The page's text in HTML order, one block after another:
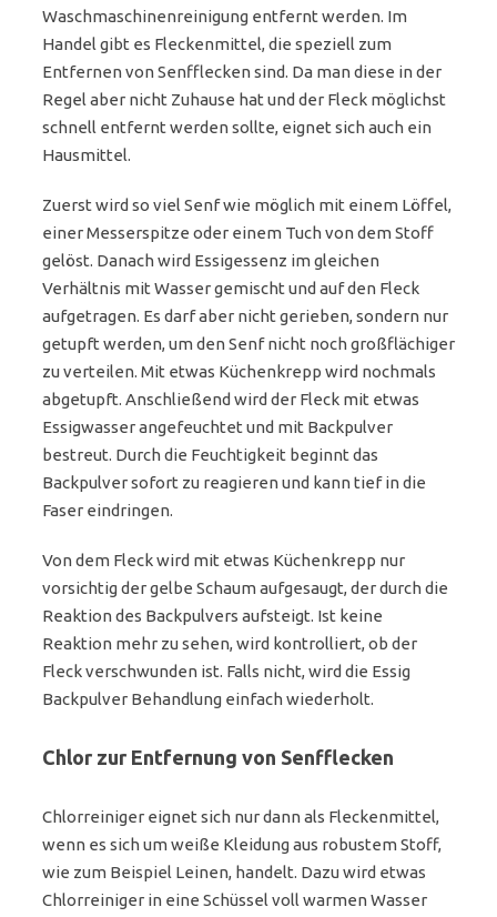
Waschmaschinenreinigung entfernt werden. Im
Handel gibt es Fleckenmittel, die speziell zum
Entfernen von Senfflecken sind. Da man diese in der
Regel aber nicht Zuhause hat und der Fleck möglichst
schnell entfernt werden sollte, eignet sich auch ein
Hausmittel.
Zuerst wird so viel Senf wie möglich mit einem Löffel,
einer Messerspitze oder einem Tuch von dem Stoff
gelöst. Danach wird Essigessenz im gleichen
Verhältnis mit Wasser gemischt und auf den Fleck
aufgetragen. Es darf aber nicht gerieben, sondern nur
getupft werden, um den Senf nicht noch großflächiger
zu verteilen. Mit etwas Küchenkrepp wird nochmals
abgetupft. Anschließend wird der Fleck mit etwas
Essigwasser angefeuchtet und mit Backpulver
bestreut. Durch die Feuchtigkeit beginnt das
Backpulver sofort zu reagieren und kann tief in die
Faser eindringen.
Von dem Fleck wird mit etwas Küchenkrepp nur
vorsichtig der gelbe Schaum aufgesaugt, der durch die
Reaktion des Backpulvers aufsteigt. Ist keine
Reaktion mehr zu sehen, wird kontrolliert, ob der
Fleck verschwunden ist. Falls nicht, wird die Essig
Backpulver Behandlung einfach wiederholt.
Chlor zur Entfernung von Senfflecken
Chlorreiniger eignet sich nur dann als Fleckenmittel,
wenn es sich um weiße Kleidung aus robustem Stoff,
wie zum Beispiel Leinen, handelt. Dazu wird etwas
Chlorreiniger in eine Schüssel voll warmen Wasser